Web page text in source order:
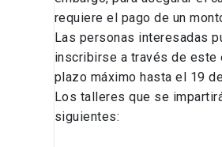
requiere el pago de un
Las personas interesadas
inscribirse a través de este
plazo máximo hasta el 19
Los talleres que se
siguientes: